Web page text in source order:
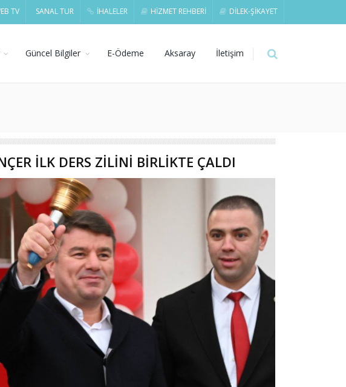
TV SANAL TUR İHALELER HİZMET REHBERİ DİLEK-ŞİKAYET
Güncel Bilgiler E-Ödeme Aksaray İletişim
İLK DERS ZİLİNİ BİRLİKTE ÇALDI